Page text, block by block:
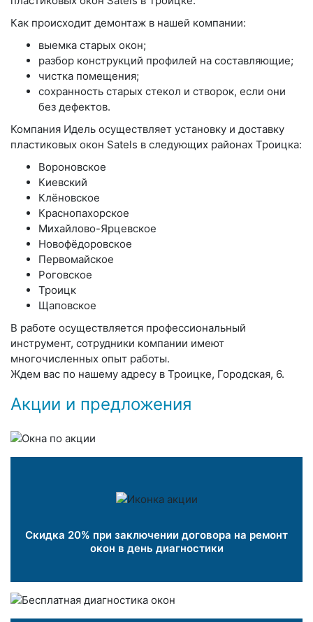
Как происходит демонтаж в нашей компании:
выемка старых окон;
разбор конструкций профилей на составляющие;
чистка помещения;
сохранность старых стекол и створок, если они
без дефектов.
Компания Идель осуществляет установку и доставку
пластиковых окон Satels в следующих районах Троицка:
Вороновское
Киевский
Клёновское
Краснопахорское
Михайлово-Ярцевское
Новофёдоровское
Первомайское
Роговское
Троицк
Щаповское
В работе осуществляется профессиональный
инструмент, сотрудники компании имеют
многочисленных опыт работы.
Ждем вас по нашему адресу в Троицке, Городская, 6.
Акции и предложения
Скидка 20% при заключении договора на ремонт
окон в день диагностики